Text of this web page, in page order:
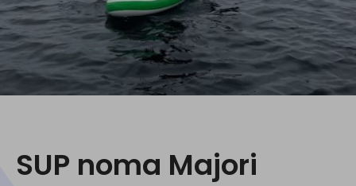
SUP noma Majori
По-русски
Sociālie tīkli: